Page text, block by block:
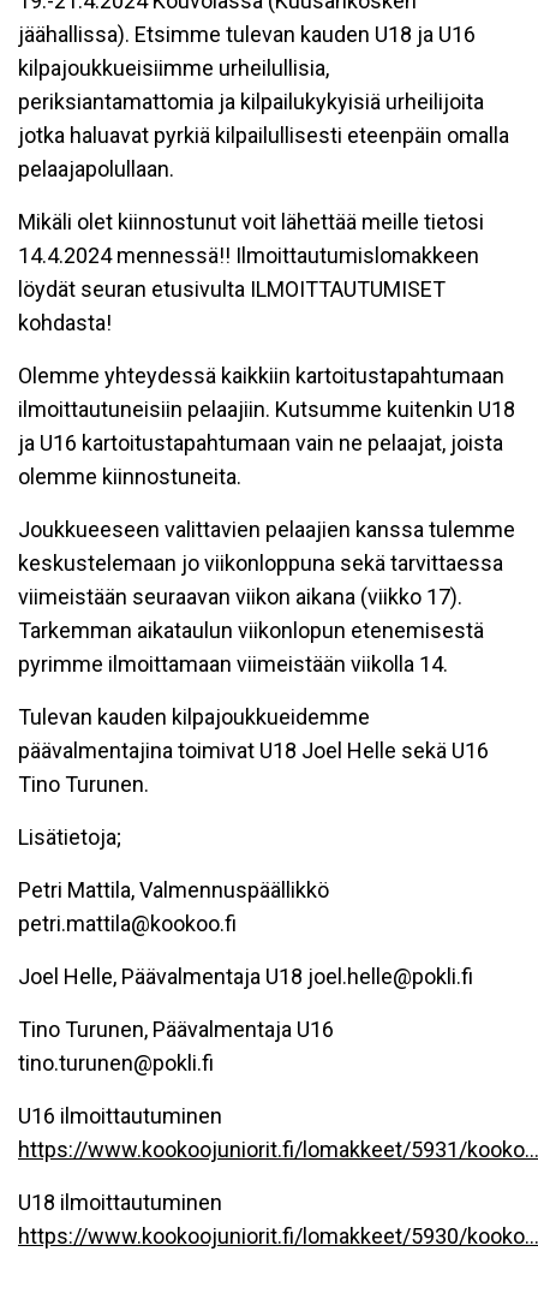
jäähallissa). Etsimme tulevan kauden U18 ja U16
kilpajoukkueisiimme urheilullisia,
periksiantamattomia ja kilpailukykyisiä urheilijoita
jotka haluavat pyrkiä kilpailullisesti eteenpäin omalla
pelaajapolullaan.
Mikäli olet kiinnostunut voit lähettää meille tietosi
14.4.2024 mennessä!! Ilmoittautumislomakkeen
löydät seuran etusivulta ILMOITTAUTUMISET
kohdasta!
Olemme yhteydessä kaikkiin kartoitustapahtumaan
ilmoittautuneisiin pelaajiin. Kutsumme kuitenkin U18
ja U16 kartoitustapahtumaan vain ne pelaajat, joista
olemme kiinnostuneita.
Joukkueeseen valittavien pelaajien kanssa tulemme
keskustelemaan jo viikonloppuna sekä tarvittaessa
viimeistään seuraavan viikon aikana (viikko 17).
Tarkemman aikataulun viikonlopun etenemisestä
pyrimme ilmoittamaan viimeistään viikolla 14.
Tulevan kauden kilpajoukkueidemme
päävalmentajina toimivat U18 Joel Helle sekä U16
Tino Turunen.
Lisätietoja;
Petri Mattila, Valmennuspäällikkö
petri.mattila@kookoo.fi
Joel Helle, Päävalmentaja U18 joel.helle@pokli.fi
Tino Turunen, Päävalmentaja U16
tino.turunen@pokli.fi
U16 ilmoittautuminen
https://www.kookoojuniorit.fi/lomakkeet/5931/kooko...
U18 ilmoittautuminen
https://www.kookoojuniorit.fi/lomakkeet/5930/kooko...